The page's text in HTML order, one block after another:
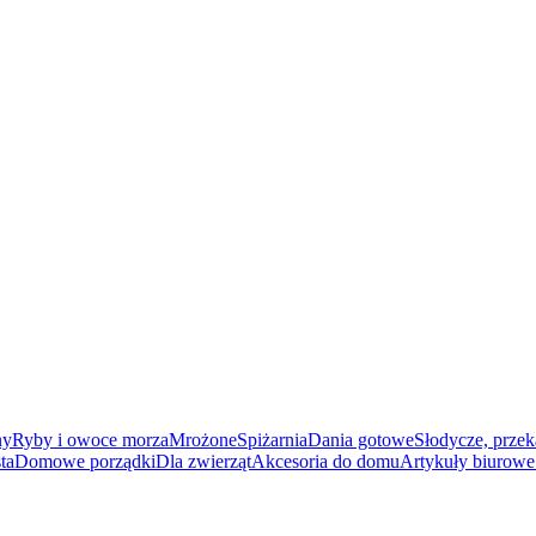
Ryby i owoce morzaMrożoneSpiżarniaDania gotoweSłodycze,
Domowe porządkiDla zwierzątAkcesoria do domuArtykuły